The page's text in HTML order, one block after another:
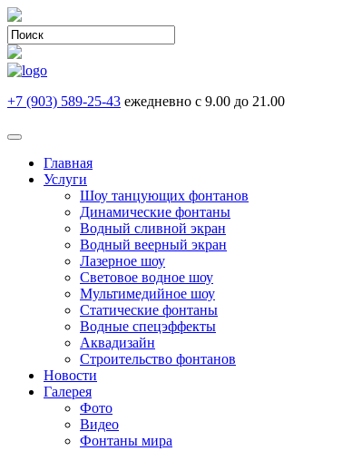
+7 (903) 589-25-43 ежедневно с 9.00 до 21.00
Главная
Услуги
Шоу танцующих фонтанов
Динамические фонтаны
Водный сливной экран
Водный веерный экран
Лазерное шоу
Световое водное шоу
Мультимедийное шоу
Статические фонтаны
Водные спецэффекты
Аквадизайн
Строительство фонтанов
Новости
Галерея
Фото
Видео
Фонтаны мира